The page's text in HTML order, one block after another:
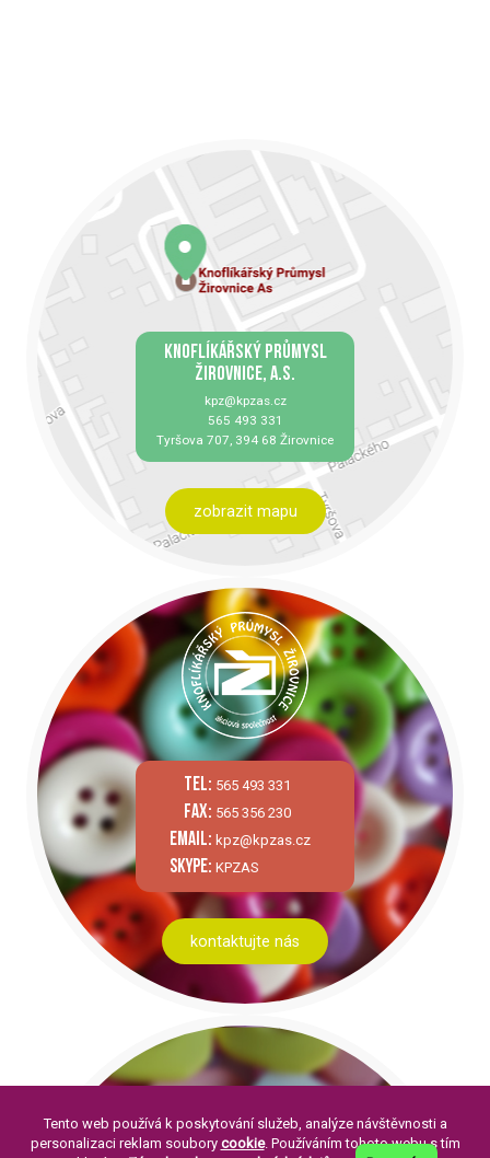
KNOFLÍKÁŘSKÝ PRŮMYSL
ŽIROVNICE, A.S.
kpz@kpzas.cz
565 493 331
Tyršova 707, 394 68 Žirovnice
zobrazit mapu
tel: 565 493 331
fax: 565 356 230
email: kpz@kpzas.cz
skype: KPZAS
kontaktujte nás
Tento web používá k poskytování služeb, analýze návštěvnosti a
personalizaci reklam soubory cookie. Používáním tohoto webu s tím